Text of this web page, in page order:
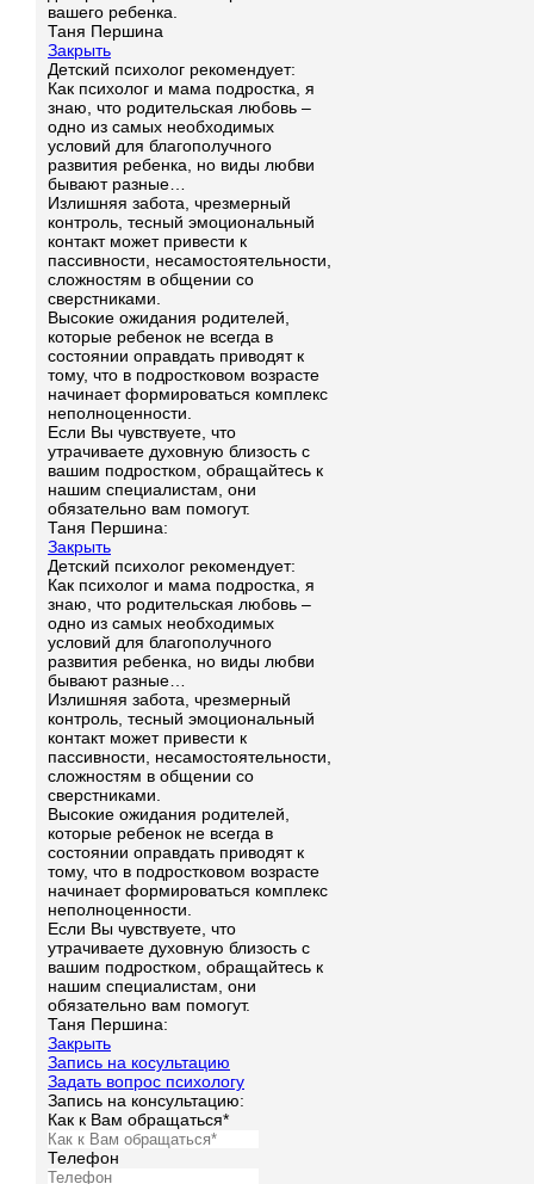
вашего ребенка.
Таня Першина
Закрыть
Детский психолог рекомендует:
Как психолог и мама подростка, я
знаю, что родительская любовь –
одно из самых необходимых
условий для благополучного
развития ребенка, но виды любви
бывают разные…
Излишняя забота, чрезмерный
контроль, тесный эмоциональный
контакт может привести к
пассивности, несамостоятельности,
сложностям в общении со
сверстниками.
Высокие ожидания родителей,
которые ребенок не всегда в
состоянии оправдать приводят к
тому, что в подростковом возрасте
начинает формироваться комплекс
неполноценности.
Если Вы чувствуете, что
утрачиваете духовную близость с
вашим подростком, обращайтесь к
нашим специалистам, они
обязательно вам помогут.
Таня Першина:
Закрыть
Детский психолог рекомендует:
Как психолог и мама подростка, я
знаю, что родительская любовь –
одно из самых необходимых
условий для благополучного
развития ребенка, но виды любви
бывают разные…
Излишняя забота, чрезмерный
контроль, тесный эмоциональный
контакт может привести к
пассивности, несамостоятельности,
сложностям в общении со
сверстниками.
Высокие ожидания родителей,
которые ребенок не всегда в
состоянии оправдать приводят к
тому, что в подростковом возрасте
начинает формироваться комплекс
неполноценности.
Если Вы чувствуете, что
утрачиваете духовную близость с
вашим подростком, обращайтесь к
нашим специалистам, они
обязательно вам помогут.
Таня Першина:
Закрыть
Запись на косультацию
Задать вопрос психологу
Запись на консультацию:
Как к Вам обращаться*
Телефон